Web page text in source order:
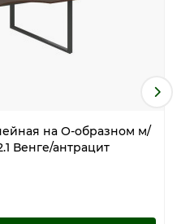
на О-образном м/
Венге/антрацит